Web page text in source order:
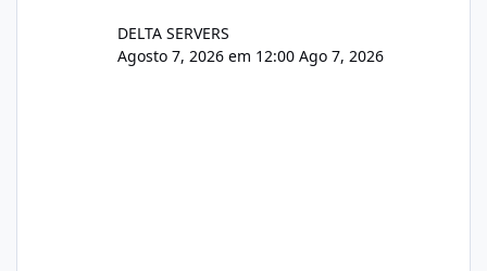
DELTA SERVERS
Agosto 7, 2026 em 12:00 Ago 7, 2026